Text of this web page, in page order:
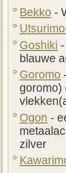
Bekko -
Goshiki
blauwe
Goromo
goromo)
Ogon -
zilver